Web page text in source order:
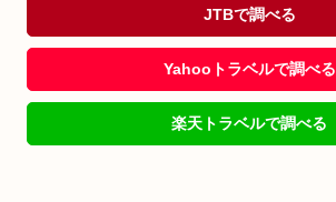
JTBで調べる
Yahooトラベルで調べる
楽天トラベルで調べる